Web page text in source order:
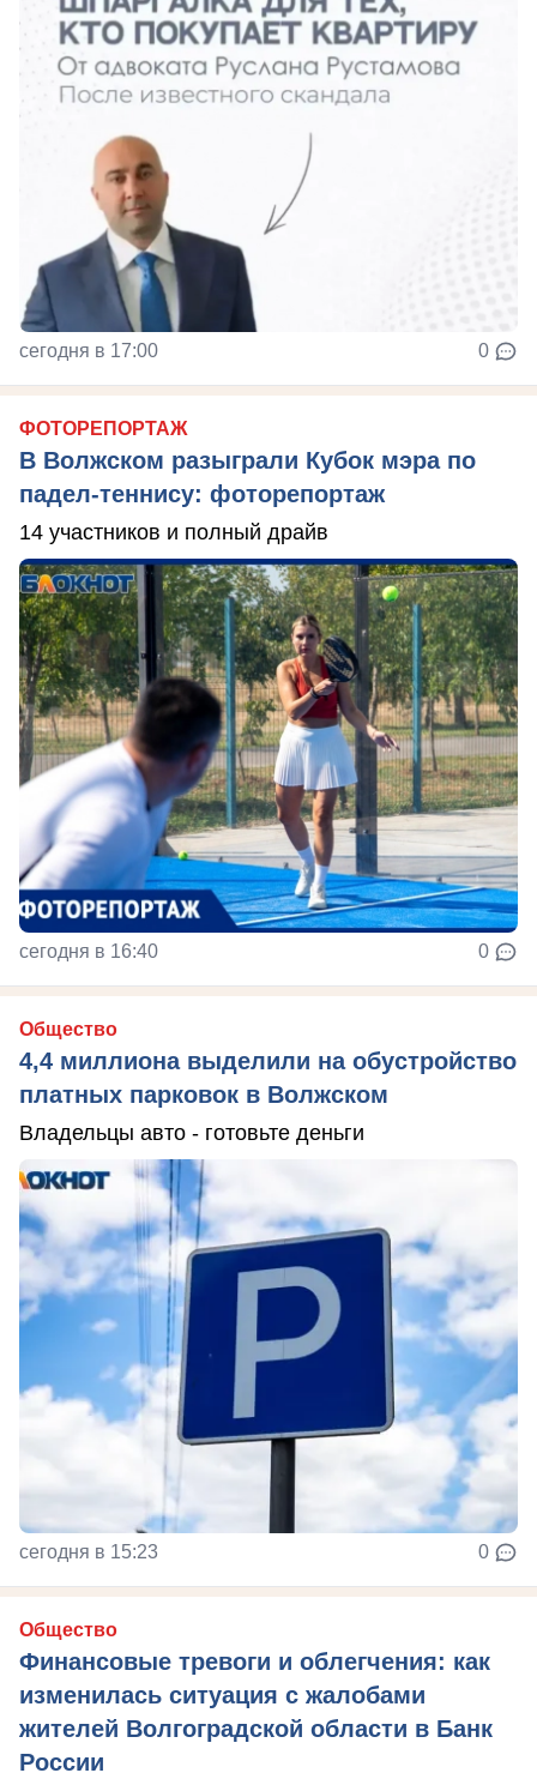
сегодня в 17:00 0
ФОТОРЕПОРТАЖ
В Волжском разыграли Кубок мэра по
падел-теннису: фоторепортаж
14 участников и полный драйв
сегодня в 16:40 0
Общество
4,4 миллиона выделили на обустройство
платных парковок в Волжском
Владельцы авто - готовьте деньги
сегодня в 15:23 0
Общество
Финансовые тревоги и облегчения: как
изменилась ситуация с жалобами
жителей Волгоградской области в Банк
России